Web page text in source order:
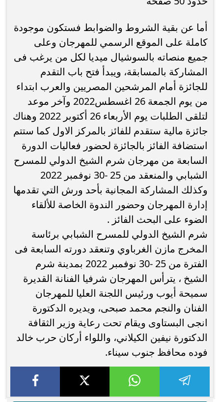
أما عن بقية الشروط والضوابط فستكون موجودة
كاملة على الموقع الرسمي للمهرجان وعلى
جميع منصاته بالسوشيال ميديا لكل من يرغب فى
المشاركة بالمسابقة، ويبدأ فتح باب التقدم
للجائزة أمام المرشحين المصريين والعرب ابتداء
من يوم الجمعة 26 اغسطس2022 وآخر موعد
لتلقى الطلبات يوم الأربعاء 26 أكتوبر 2022 وهناك
جائزة مالية ستقدم للفائز بالمركز الاول كما ستتم
استضافة الفائز بالجائزة لحضور فعاليات الدورة
السابعة من مهرجان شرم الشيخ الدولي للمسرح
الشبابي والمنعقد من 25 -30 نوفمبر 2022
وكذلك المشاركة المجانية بأحد ورش التي تقدمها
إدارة المهرجان وحضور الندوة الخاصة للألقاء
الضوء على البحث الفائز .
شرم الشيخ الدولي للمسرح الشبابي برئاسة
المخرج مازن الغرباوي وتنعقد دورته السابعة فى
الفترة من 25 -30 نوفمبر 2022 بمدينة شرم
الشيخ ، يترأس المهرجان شرفيا الفنانة القديرة
سميحة أيوب ورئيس اللجنة العليا للمهرجان
الفنان والنجم محمد صبحى، ويديره الدكتورة
انجى البستاوى ويقام تحت رعاية وزير الثقافة
الدكتورة نيفين الكيلاني، واللواء أركان حرب خالد
فوده محافظ جنوب سيناء.